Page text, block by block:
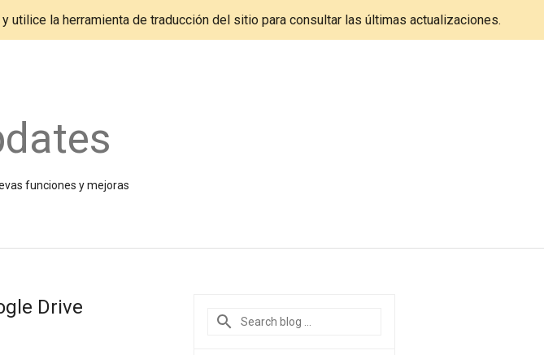
y utilice la herramienta de traducción del sitio para consultar las últimas actualizaciones.
funciones y mejoras
Drive